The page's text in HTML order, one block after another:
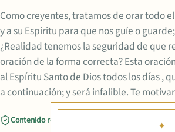
Como creyentes, tratamos de orar todo
y a su Espíritu para que nos guíe o
¿Realidad tenemos la seguridad de que
oración de la forma correcta? Esta
al Espíritu Santo de Dios todos los días ,
a continuación; y será infalible. Te motivar
Contenido revisado